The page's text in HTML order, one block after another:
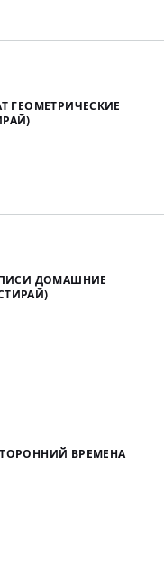
ГЕОМЕТРИЧЕСКИЕ
ДОМАШНИЕ
ВРЕМЕНА